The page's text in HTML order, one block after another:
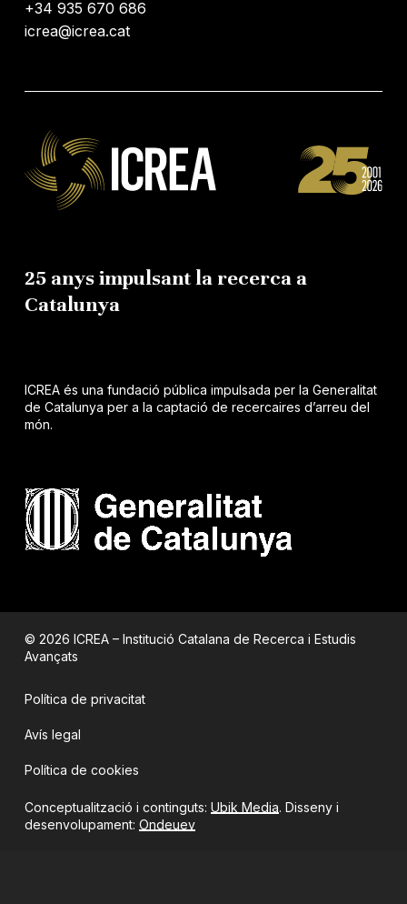
+34 935 670 686
icrea@icrea.cat
25 anys impulsant la recerca a
Catalunya
ICREA és una fundació pública impulsada per la Generalitat
de Catalunya per a la captació de recercaires d’arreu del
món.
© 2026 ICREA – Institució Catalana de Recerca i Estudis
Avançats
Política de privacitat
Avís legal
Política de cookies
Conceptualització i continguts: Ubik Media. Disseny i
desenvolupament: Ondeuev